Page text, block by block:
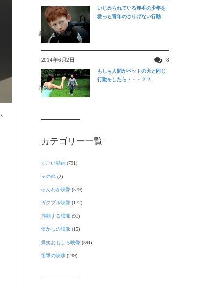
感動する映像
いじめられている赤毛の少年を
救った青年のさりげない行動
2014年6月2日 8
爆笑おもしろ映像
もしも人間がペットの犬と同じ
行動をしたら・・・？？
カテゴリー一覧
すごい動画 (791)
その他 (2)
ほんわか映像 (579)
ガクブル映像 (172)
感動する映像 (91)
懐かしの映像 (15)
爆笑おもしろ映像 (594)
衝撃の映像 (239)